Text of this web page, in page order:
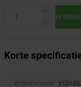
i
h
Korte
Artikelnummer: